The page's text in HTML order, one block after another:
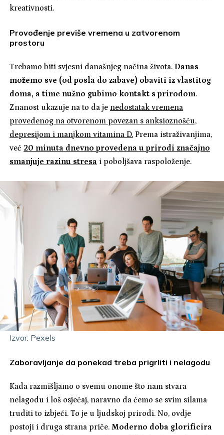
kreativnosti.
Provođenje previše vremena u zatvorenom
prostoru
Trebamo biti svjesni današnjeg načina života. Danas
možemo sve (od posla do zabave) obaviti iz vlastitog
doma, a time nužno gubimo kontakt s prirodom.
Znanost ukazuje na to da je nedostatak vremena
provedenog na otvorenom povezan s anksioznošću,
depresijom i manjkom vitamina D. Prema istraživanjima,
već 20 minuta dnevno provedena u prirodi značajno
smanjuje razinu stresa i poboljšava raspoloženje.
Izvor: Pexels
Zaboravljanje da ponekad treba prigrliti i nelagodu
Kada razmišljamo o svemu onome što nam stvara
nelagodu i loš osjećaj, naravno da ćemo se svim silama
truditi to izbjeći. To je u ljudskoj prirodi. No, ovdje
postoji i druga strana priče.Moderno doba glorificira